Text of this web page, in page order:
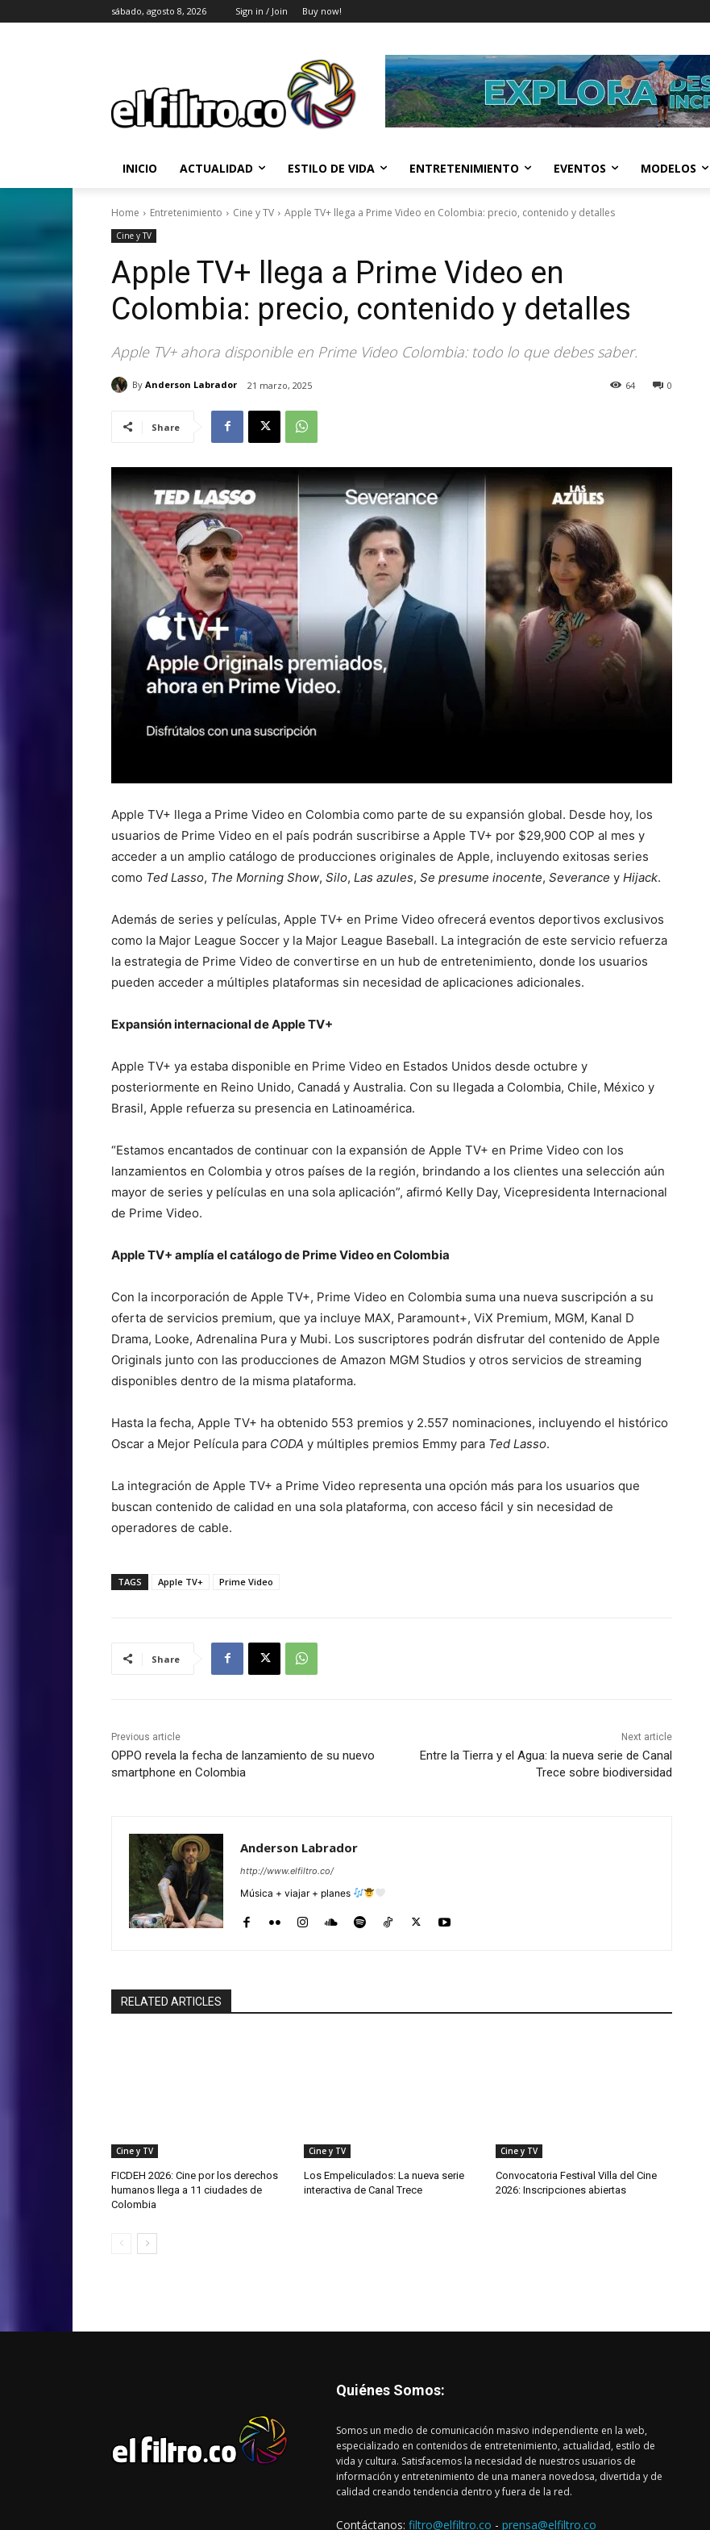
sábado, agosto 8, 2026 Sign in / Join Buy now!
INICIO ACTUALIDAD ESTILO DE VIDA ENTRETENIMIENTO EVENTOS MODELOS
Home Entretenimiento Cine y TV Apple TV+ llega a Prime Video en Colombia: precio, contenido y detalles
Cine y TV
Apple TV+ llega a Prime Video en
Colombia: precio, contenido y detalles
Apple TV+ ahora disponible en Prime Video Colombia: todo lo que debes saber.
By Anderson Labrador 21 marzo, 2025 0
64
Share
Apple TV+ llega a Prime Video en Colombia como parte de su expansión global. Desde hoy, los
usuarios de Prime Video en el país podrán suscribirse a Apple TV+ por $29,900 COP al mes y
acceder a un amplio catálogo de producciones originales de Apple, incluyendo exitosas series
como Ted Lasso, The Morning Show, Silo, Las azules, Se presume inocente, Severance y Hijack.
Además de series y películas, Apple TV+ en Prime Video ofrecerá eventos deportivos exclusivos
como la Major League Soccer y la Major League Baseball. La integración de este servicio refuerza
la estrategia de Prime Video de convertirse en un hub de entretenimiento, donde los usuarios
pueden acceder a múltiples plataformas sin necesidad de aplicaciones adicionales.
Expansión internacional de Apple TV+
Apple TV+ ya estaba disponible en Prime Video en Estados Unidos desde octubre y
posteriormente en Reino Unido, Canadá y Australia. Con su llegada a Colombia, Chile, México y
Brasil, Apple refuerza su presencia en Latinoamérica.
“Estamos encantados de continuar con la expansión de Apple TV+ en Prime Video con los
lanzamientos en Colombia y otros países de la región, brindando a los clientes una selección aún
mayor de series y películas en una sola aplicación”, afirmó Kelly Day, Vicepresidenta Internacional
de Prime Video.
Apple TV+ amplía el catálogo de Prime Video en Colombia
Con la incorporación de Apple TV+, Prime Video en Colombia suma una nueva suscripción a su
oferta de servicios premium, que ya incluye MAX, Paramount+, ViX Premium, MGM, Kanal D
Drama, Looke, Adrenalina Pura y Mubi. Los suscriptores podrán disfrutar del contenido de Apple
Originals junto con las producciones de Amazon MGM Studios y otros servicios de streaming
disponibles dentro de la misma plataforma.
Hasta la fecha, Apple TV+ ha obtenido 553 premios y 2.557 nominaciones, incluyendo el histórico
Oscar a Mejor Película para CODA y múltiples premios Emmy para Ted Lasso.
La integración de Apple TV+ a Prime Video representa una opción más para los usuarios que
buscan contenido de calidad en una sola plataforma, con acceso fácil y sin necesidad de
operadores de cable.
TAGS Apple TV+ Prime Video
Share
Previous article
OPPO revela la fecha de lanzamiento de su nuevo
smartphone en Colombia
Next article
Entre la Tierra y el Agua: la nueva serie de Canal
Trece sobre biodiversidad
Anderson Labrador
http://www.elfiltro.co/
Música + viajar + planes
RELATED ARTICLES
Cine y TV
FICDEH 2026: Cine por los derechos
humanos llega a 11 ciudades de
Colombia
Cine y TV
Los Empeliculados: La nueva serie
interactiva de Canal Trece
Cine y TV
Convocatoria Festival Villa del Cine
2026: Inscripciones abiertas
Quiénes Somos:
Somos un medio de comunicación masivo independiente en la web,
especializado en contenidos de entretenimiento, actualidad, estilo de
vida y cultura. Satisfacemos la necesidad de nuestros usuarios de
información y entretenimiento de una manera novedosa, divertida y de
calidad creando tendencia dentro y fuera de la red.
Contáctanos: filtro@elfiltro.co - prensa@elfiltro.co